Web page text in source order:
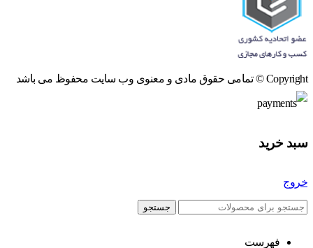
Copyright © تمامی حقوق مادی و معنوی وب سایت محفوظ می باشد
سبد خرید
خروج
جستجو
فهرست